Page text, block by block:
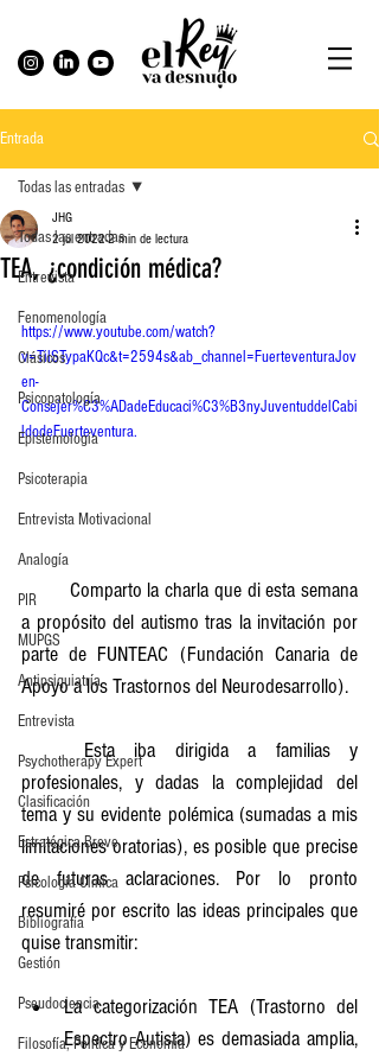
Entrada
Todas las entradas
Entrevista
Fenomenología
Clásicos
Psicopatología
Epistemología
Psicoterapia
Entrevista Motivacional
Analogía
PIR
MUPGS
Antipsiquiatría
Entrevista
Psychotherapy Expert
Clasificación
Estratégica Breve
Psicología Clínica
Bibliografía
Gestión
Pseudociencia
Filosofía, Política y Economía
Todas las entradas
TEA, ¿condición médica?
JHG
2 jul 20222 min de lectura
https://www.youtube.com/watch?
v=TilSTypaKQc&t=2594s&ab_channel=FuerteventuraJov
en-
Consejer%C3%ADadeEducaci%C3%B3nyJuventuddelCabi
ldodeFuerteventura.
	Comparto la charla que di esta semana
a propósito del autismo tras la invitación por
parte de FUNTEAC (Fundación Canaria de
Apoyo a los Trastornos del Neurodesarrollo).
	Esta iba dirigida a familias y
profesionales, y dadas la complejidad del
tema y su evidente polémica (sumadas a mis
limitaciones oratorias), es posible que precise
de futuras aclaraciones. Por lo pronto
resumiré por escrito las ideas principales que
quise transmitir:
La categorización TEA (Trastorno del
Espectro Autista) es demasiada amplia,